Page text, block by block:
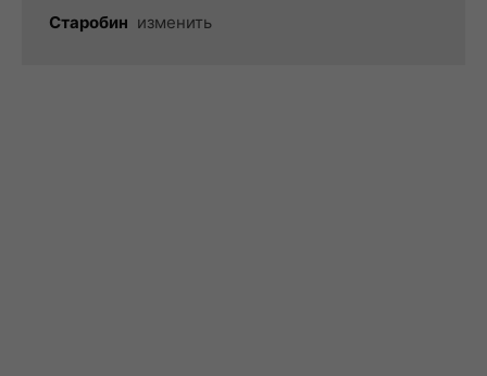
Старобин изменить